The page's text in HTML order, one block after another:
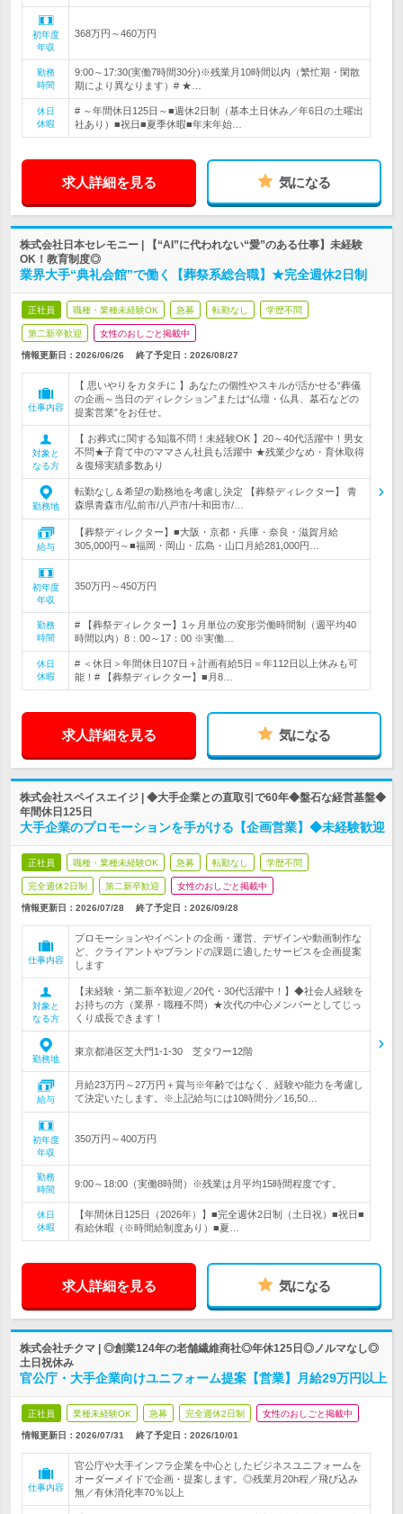
初年度
年収
368万円～460万円
勤務
時間
9:00～17:30(実働7時間30分)※残業月10時間以内（繁忙期・閑散
期により異なります）# ★…
休日
休暇
# ～年間休日125日～■週休2日制（基本土日休み／年6日の土曜出
社あり）■祝日■夏季休暇■年末年始…
求人詳細を見る 気になる
株式会社日本セレモニー | 【“AI”に代われない“愛”のある仕事】未経験
OK！教育制度◎
業界大手“典礼会館”で働く【葬祭系総合職】★完全週休2日制
正社員 職種・業種未経験OK 急募 転勤なし 学歴不問
第二新卒歓迎 女性のおしごと掲載中
情報更新日：2026/06/26 終了予定日： 2026/08/27
仕事内容
【 思いやりをカタチに 】あなたの個性やスキルが活かせる“葬儀
の企画～当日のディレクション”または“仏壇・仏具、墓石などの
提案営業”をお任せ。
対象と
なる方
【 お葬式に関する知識不問！未経験OK 】20～40代活躍中！男女
不問★子育て中のママさん社員も活躍中 ★残業少なめ・育休取得
＆復帰実績多数あり
勤務地
転勤なし＆希望の勤務地を考慮し決定 【葬祭ディレクター】 青
森県青森市/弘前市/八戸市/十和田市/…
給与
【葬祭ディレクター】■大阪・京都・兵庫・奈良・滋賀月給
305,000円～■福岡・岡山・広島・山口月給281,000円…
初年度
年収
350万円～450万円
勤務
時間
# 【葬祭ディレクター】1ヶ月単位の変形労働時間制（週平均40
時間以内）8：00～17：00 ※実働…
休日
休暇
# ＜休日＞年間休日107日＋計画有給5日＝年112日以上休みも可
能！# 【葬祭ディレクター】■月8…
求人詳細を見る 気になる
株式会社スペイスエイジ | ◆大手企業との直取引で60年◆盤石な経営基盤◆
年間休日125日
大手企業のプロモーションを手がける【企画営業】◆未経験歓迎
正社員 職種・業種未経験OK 急募 転勤なし 学歴不問
完全週休2日制 第二新卒歓迎 女性のおしごと掲載中
情報更新日：2026/07/28 終了予定日： 2026/09/28
仕事内容
プロモーションやイベントの企画・運営、デザインや動画制作な
ど、クライアントやブランドの課題に適したサービスを企画提案
します
対象と
なる方
【未経験・第二新卒歓迎／20代・30代活躍中！】◆社会人経験を
お持ちの方（業界・職種不問）★次代の中心メンバーとしてじっ
くり成長できます！
勤務地
東京都港区芝大門1-1-30 芝タワー12階
給与
月給23万円～27万円＋賞与※年齢ではなく、経験や能力を考慮し
て決定いたします。※上記給与には10時間分／16,50…
初年度
年収
350万円～400万円
勤務
時間
9:00～18:00（実働8時間）※残業は月平均15時間程度です。
休日
休暇
【年間休日125日（2026年）】■完全週休2日制（土日祝）■祝日■
有給休暇（※時間給制度あり）■夏…
求人詳細を見る 気になる
株式会社チクマ | ◎創業124年の老舗繊維商社◎年休125日◎ノルマなし◎
土日祝休み
官公庁・大手企業向けユニフォーム提案【営業】月給29万円以上
正社員 業種未経験OK 急募 完全週休2日制 女性のおしごと掲載中
情報更新日：2026/07/31 終了予定日： 2026/10/01
仕事内容
官公庁や大手インフラ企業を中心としたビジネスユニフォームを
オーダーメイドで企画・提案します。◎残業月20h程／飛び込み
無／有休消化率70％以上